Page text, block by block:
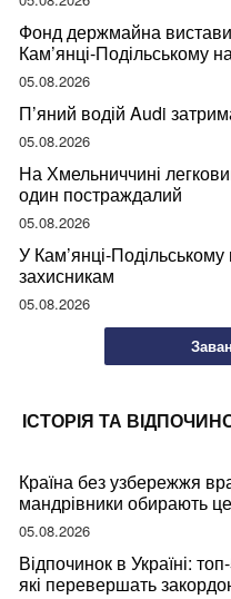
Фонд держмайна
Кам’янці-Подільському
05.08.2026
П’яний водій Audi
05.08.2026
На Хмельниччині
один постраждалий
05.08.2026
У Кам’янці-
захисникам
05.08.2026
ІСТОРІЯ ТА
Країна без узбережжя
мандрівники обирають
05.08.2026
Відпочинок в Україні:
які перевершать